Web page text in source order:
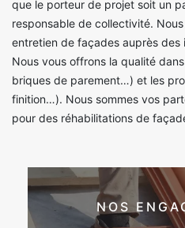
que le porteur de projet soit un
responsable de collectivité.
entretien de façades auprès des
Nous vous offrons la qualité
briques de parement…) et les
finition…). Nous sommes vos
pour des réhabilitations de
NOS